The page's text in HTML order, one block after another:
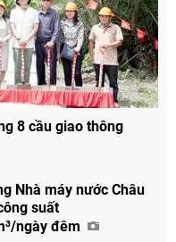
8 cầu giao thông
Nhà máy nước Châu
suất
ngày đêm